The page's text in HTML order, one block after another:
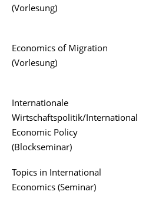
(Vorlesung)
Economics of Migration
(Vorlesung)
Internationale
Wirtschaftspolitik/International
Economic Policy
(Blockseminar)
Topics in International
Economics (Seminar)